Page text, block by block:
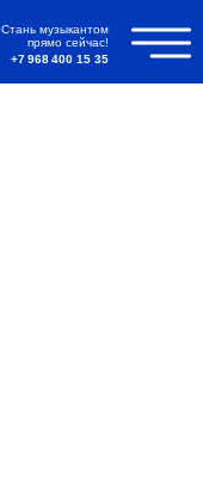
+7 968 400 15 35
Стань музыкантом
прямо сейчас!